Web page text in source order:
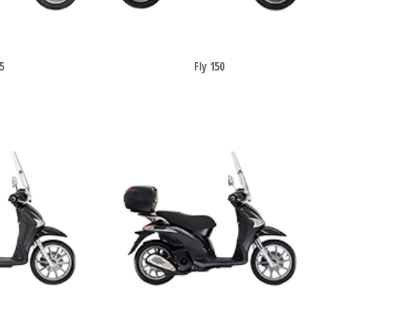
Fly 150